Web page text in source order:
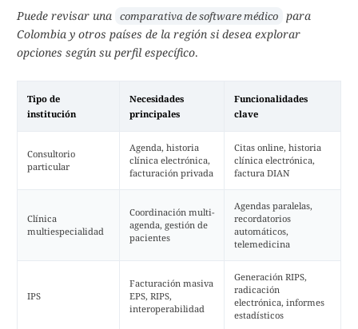
Puede revisar una comparativa de software médico para
Colombia y otros países de la región si desea explorar
opciones según su perfil específico.
Tipo de
institución
Necesidades
principales
Funcionalidades
clave
Consultorio
particular
Agenda, historia
clínica electrónica,
facturación privada
Citas online, historia
clínica electrónica,
factura DIAN
Clínica
multiespecialidad
Coordinación multi-
agenda, gestión de
pacientes
Agendas paralelas,
recordatorios
automáticos,
telemedicina
IPS
Facturación masiva
EPS, RIPS,
interoperabilidad
Generación RIPS,
radicación
electrónica, informes
estadísticos